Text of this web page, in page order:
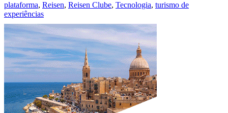
plataforma, Reisen, Reisen Clube, Tecnologia, turismo de
experiências